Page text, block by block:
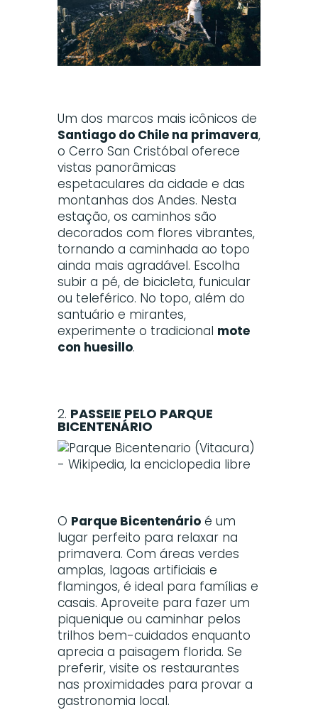
Um dos marcos mais icônicos de
Santiago do Chile na primavera,
o Cerro San Cristóbal oferece
vistas panorâmicas
espetaculares da cidade e das
montanhas dos Andes. Nesta
estação, os caminhos são
decorados com flores vibrantes,
tornando a caminhada ao topo
ainda mais agradável. Escolha
subir a pé, de bicicleta, funicular
ou teleférico. No topo, além do
santuário e mirantes,
experimente o tradicional mote
con huesillo.
2. PASSEIE PELO PARQUE
BICENTENÁRIO
O Parque Bicentenárioé um
lugar perfeito para relaxar na
primavera. Com áreas verdes
amplas, lagoas artificiais e
flamingos, é ideal para famílias e
casais. Aproveite para fazer um
piquenique ou caminhar pelos
trilhos bem-cuidados enquanto
aprecia a paisagem florida. Se
preferir, visite os restaurantes
nas proximidades para provar a
gastronomia local.